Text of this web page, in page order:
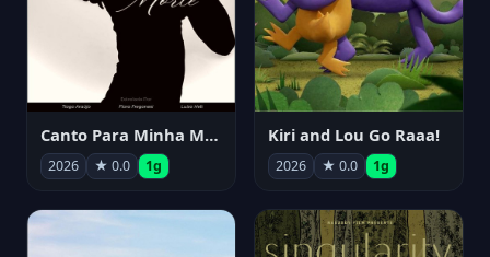
Canto Para Minha Morte
2026 ★ 0.0 1g
Kiri and Lou Go Raaa!
2026 ★ 0.0 1g